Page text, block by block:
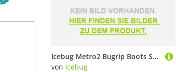
Icebug Metro2 Bugrip Boots Schwarz EU 41 Frau
von Icebug